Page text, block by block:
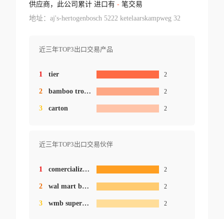
供应商，此公司累计 进口有 -笔交易
地址：aj's-hertogenbosch 5222 ketelaarskampweg 32
近三年TOP3出口交易产品
1 tier 2
2 bamboo trolley 2
3 carton 2
近三年TOP3出口交易伙伴
1 comercializadora mexico americana 2
2 wal mart brasil ltd. 2
3 wmb supermercados do brasil ltda. 2